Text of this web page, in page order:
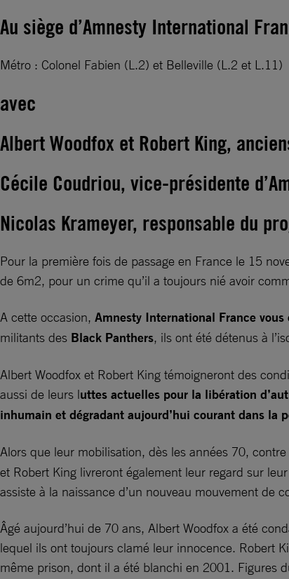
Au siège d’Amnesty International
Métro : Colonel Fabien (L.2) et Belleville (L.2 et L.11)
avec
Albert Woodfox et Robert King,
Cécile Coudriou, vice-présidente
Nicolas Krameyer, responsable du
Pour la première fois de passage en France le 15
de 6m2, pour un crime qu’il a toujours nié avoir
A cette occasion, Amnesty International France
militants des Black Panthers, ils ont été détenus à
Albert Woodfox et Robert King témoigneront des
aussi de leurs luttes actuelles pour la libération
inhumain et dégradant aujourd’hui courant dans la
Alors que leur mobilisation, dès les années 70, contre
et Robert King livreront également leur regard sur
assiste à la naissance d’un nouveau mouvement de
Âgé aujourd’hui de 70 ans, Albert Woodfox a été
lequel ils ont toujours clamé leur innocence. Robert
même prison, dont il a été blanchi en 2001. Figures